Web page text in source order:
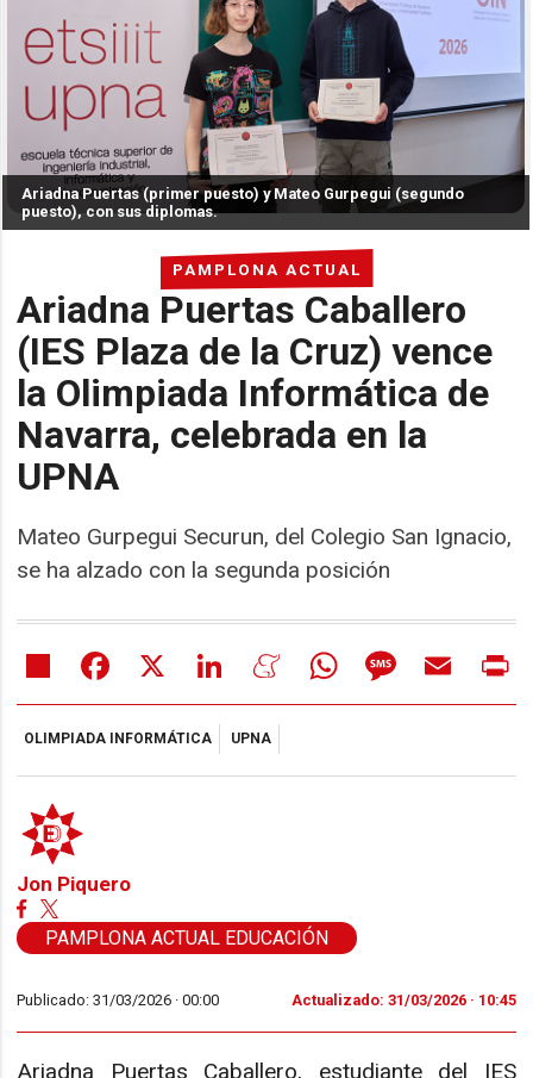
PAMPLONA ACTUAL
Ariadna Puertas Caballero
(IES Plaza de la Cruz) vence
la Olimpiada Informática de
Navarra, celebrada en la
UPNA
Mateo Gurpegui Securun, del Colegio San Ignacio,
se ha alzado con la segunda posición
Ariadna Puertas (primer puesto) y Mateo Gurpegui (segundo
puesto), con sus diplomas.
Share Facebook LinkedIn MeneameWhatsAppMessageEmail
OLIMPIADA INFORMÁTICA UPNA
Jon Piquero
PAMPLONA ACTUAL EDUCACIÓN
Publicado: 31/03/2026 ·00:00 Actualizado: 31/03/2026 · 10:45
Ariadna Puertas Caballero, estudiante del IES